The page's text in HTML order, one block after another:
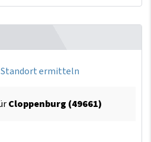
Standort ermitteln
Cloppenburg (49661)